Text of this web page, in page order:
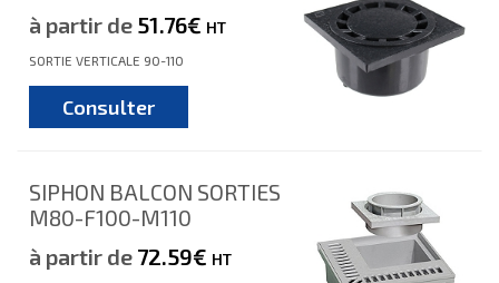
à partir de 51.76€ HT
SORTIE VERTICALE 90-110
Consulter
SIPHON BALCON SORTIES
M80-F100-M110
à partir de 72.59€ HT